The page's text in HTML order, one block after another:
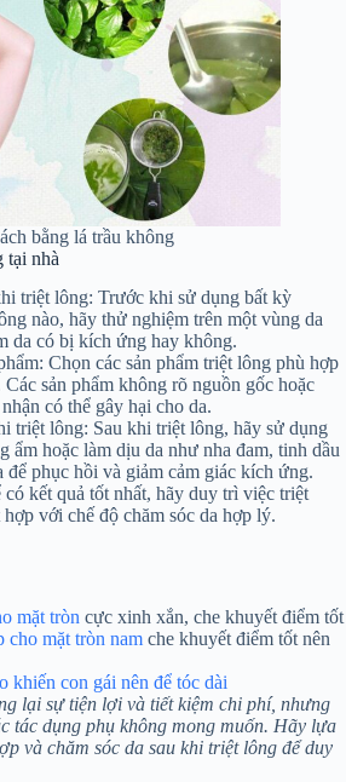
bằng lá trầu không
tại nhà
triệt lông: Trước khi sử dụng bất kỳ
nào, hãy thử nghiệm trên một vùng da
da có bị kích ứng hay không.
Chọn các sản phẩm triệt lông phù hợp
sản phẩm không rõ nguồn gốc hoặc
có thể gây hại cho da.
triệt lông: Sau khi triệt lông, hãy sử dụng
ẩm hoặc làm dịu da như nha đam, tinh dầu
để phục hồi và giảm cảm giác kích ứng.
kết quả tốt nhất, hãy duy trì việc triệt
với chế độ chăm sóc da hợp lý.
mặt tròn cực xinh xắn, che khuyết điểm tốt
cho mặt tròn nam che khuyết điểm tốt nên
khiến con gái nên để tóc dài
lại sự tiện lợi và tiết kiệm chi phí, nhưng
tác dụng phụ không mong muốn. Hãy lựa
và chăm sóc da sau khi triệt lông để duy